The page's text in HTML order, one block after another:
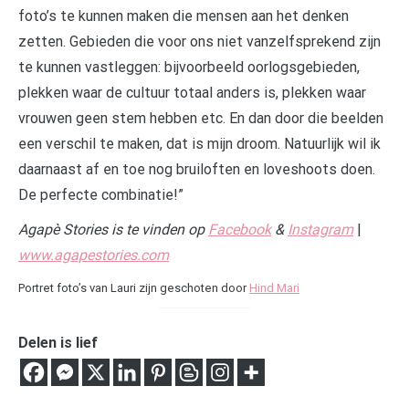
foto’s te kunnen maken die mensen aan het denken
zetten. Gebieden die voor ons niet vanzelfsprekend zijn
te kunnen vastleggen: bijvoorbeeld oorlogsgebieden,
plekken waar de cultuur totaal anders is, plekken waar
vrouwen geen stem hebben etc. En dan door die beelden
een verschil te maken, dat is mijn droom. Natuurlijk wil ik
daarnaast af en toe nog bruiloften en loveshoots doen.
De perfecte combinatie!”
Agapè Stories is te vinden op Facebook& Instagram|
www.agapestories.com
Portret foto’s van Lauri zijn geschoten door Hind Mari
Delen is lief